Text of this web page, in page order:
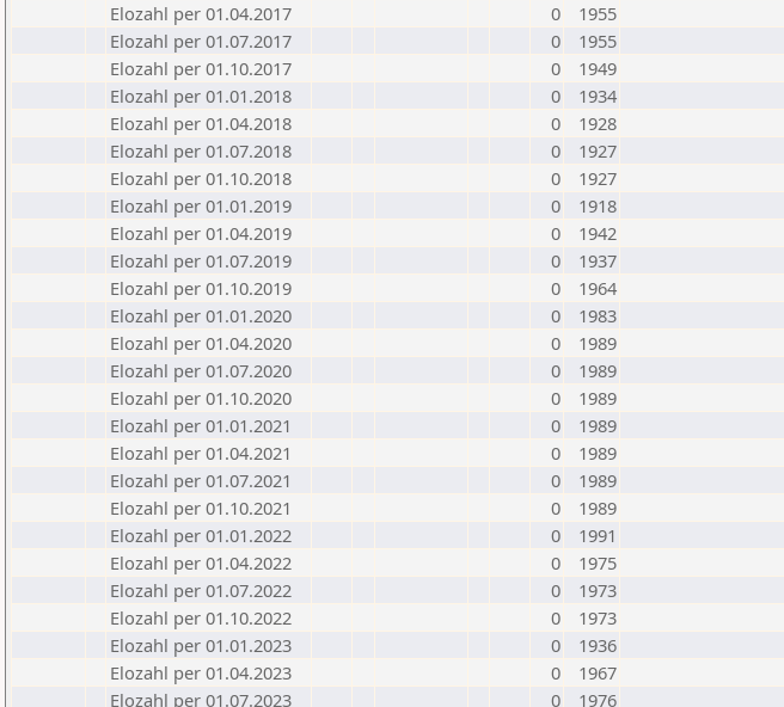
Elozahl per 01.04.2017
0
1955
Elozahl per 01.07.2017
0
1955
Elozahl per 01.10.2017
0
1949
Elozahl per 01.01.2018
0
1934
Elozahl per 01.04.2018
0
1928
Elozahl per 01.07.2018
0
1927
Elozahl per 01.10.2018
0
1927
Elozahl per 01.01.2019
0
1918
Elozahl per 01.04.2019
0
1942
Elozahl per 01.07.2019
0
1937
Elozahl per 01.10.2019
0
1964
Elozahl per 01.01.2020
0
1983
Elozahl per 01.04.2020
0
1989
Elozahl per 01.07.2020
0
1989
Elozahl per 01.10.2020
0
1989
Elozahl per 01.01.2021
0
1989
Elozahl per 01.04.2021
0
1989
Elozahl per 01.07.2021
0
1989
Elozahl per 01.10.2021
0
1989
Elozahl per 01.01.2022
0
1991
Elozahl per 01.04.2022
0
1975
Elozahl per 01.07.2022
0
1973
Elozahl per 01.10.2022
0
1973
Elozahl per 01.01.2023
0
1936
Elozahl per 01.04.2023
0
1967
Elozahl per 01.07.2023
0
1976